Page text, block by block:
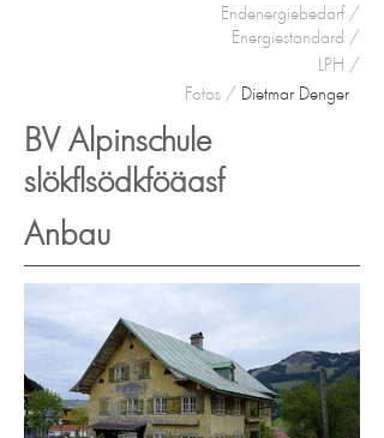
Endenergiebedarf /
Energiestandard /
LPH /
Fotos / Dietmar Denger
BV Alpinschule
slökflsödkföäasf
Anbau